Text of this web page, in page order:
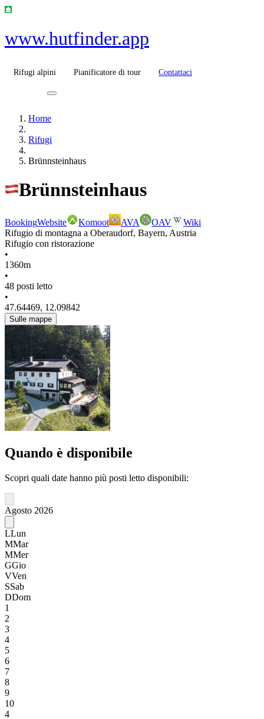
www.hutfinder.app
Rifugi alpini Pianificatore di tour Contattaci
Home
Rifugi
Brünnsteinhaus
Brünnsteinhaus
BookingWebsite Komoot AVA OAV
Wiki
Rifugio di montagna a Oberaudorf, Bayern, Austria
Rifugio con ristorazione
•
1360m
•
48 posti letto
•
47.64469, 12.09842
Sulle mappe
Quando è disponibile
Scopri quali date hanno più posti letto disponibili:
Agosto 2026
LLun
MMar
MMer
GGio
VVen
SSab
DDom
1
2
3
4
5
6
7
8
9
10
4